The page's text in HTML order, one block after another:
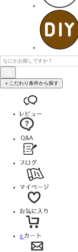
＋こだわり条件から探す
0